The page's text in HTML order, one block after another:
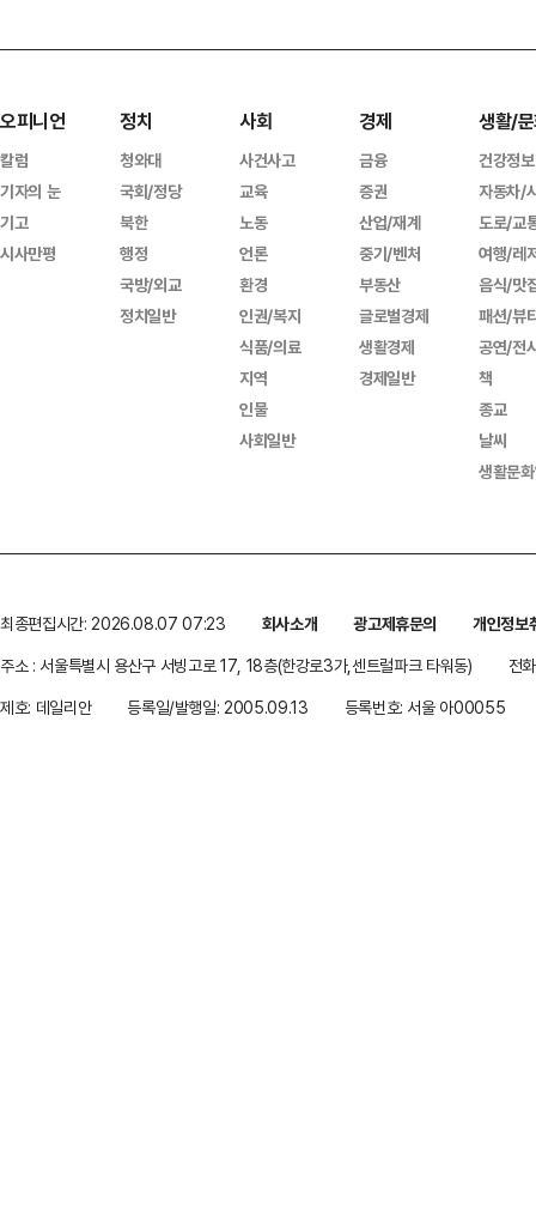
오피니언
칼럼
기자의 눈
기고
시사만평
정치
청와대
국회/정당
북한
행정
국방/외교
정치일반
사회
사건사고
교육
노동
언론
환경
인권/복지
식품/의료
지역
인물
사회일반
경제
금융
증권
산업/재계
중기/벤처
부동산
글로벌경제
생활경제
경제일반
생활/
건강정보
자동차/
도로/교
여행/레
음식/맛
패션/뷰
공연/전
책
종교
날씨
생활문
최종편집시간: 2026.08.07 07:23 회사소개 광고제휴문의
개인정보
주소 : 서울특별시 용산구 서빙고로 17, 18층(한강로3가,센트럴파크 타워동)
전
제호: 데일리안
등록일/발행일: 2005.09.13 등록번호: 서울 아00055